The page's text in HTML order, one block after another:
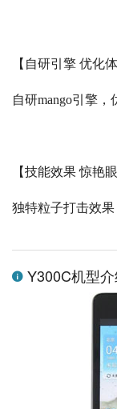
【自研引擎 优化体
自研mango引擎，
【技能效果 惊艳眼
独特粒子打击效果
Y300C机型